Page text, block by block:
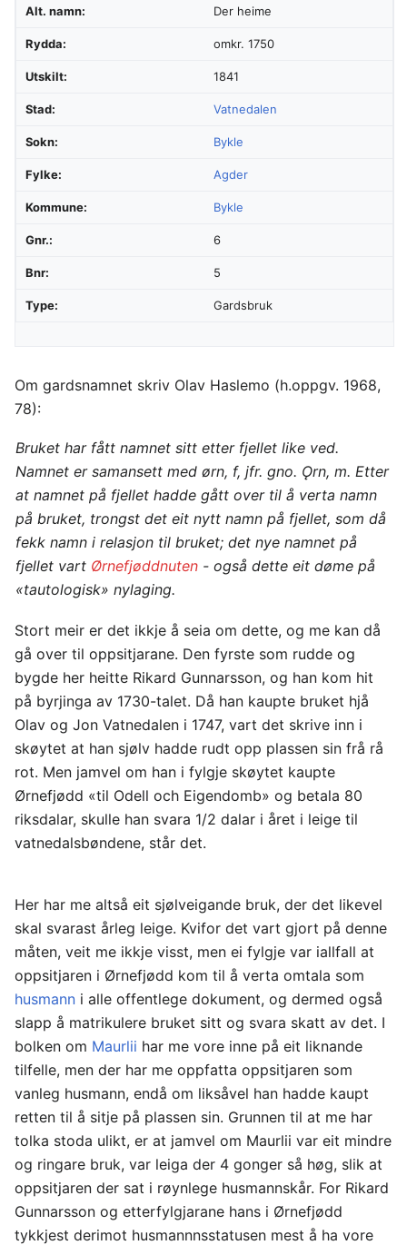
Alt. namn: Der heime
Rydda: omkr. 1750
Utskilt: 1841
Stad: Vatnedalen
Sokn: Bykle
Fylke: Agder
Kommune: Bykle
Gnr.: 6
Bnr: 5
Type: Gardsbruk
Om gardsnamnet skriv Olav Haslemo (h.oppgv. 1968,
78):
Bruket har fått namnet sitt etter fjellet like ved.
Namnet er samansett med ørn, f, jfr. gno. Ǫrn, m. Etter
at namnet på fjellet hadde gått over til å verta namn
på bruket, trongst det eit nytt namn på fjellet, som då
fekk namn i relasjon til bruket; det nye namnet på
fjellet vart Ørnefjøddnuten - også dette eit døme på
«tautologisk» nylaging.
Stort meir er det ikkje å seia om dette, og me kan då
gå over til oppsitjarane. Den fyrste som rudde og
bygde her heitte Rikard Gunnarsson, og han kom hit
på byrjinga av 1730-talet. Då han kaupte bruket hjå
Olav og Jon Vatnedalen i 1747, vart det skrive inn i
skøytet at han sjølv hadde rudt opp plassen sin frå rå
rot. Men jamvel om han i fylgje skøytet kaupte
Ørnefjødd «til Odell och Eigendomb» og betala 80
riksdalar, skulle han svara 1/2 dalar i året i leige til
vatnedalsbøndene, står det.
Her har me altså eit sjølveigande bruk, der det likevel
skal svarast årleg leige. Kvifor det vart gjort på denne
måten, veit me ikkje visst, men ei fylgje var iallfall at
oppsitjaren i Ørnefjødd kom til å verta omtala som
husmann i alle offentlege dokument, og dermed også
slapp å matrikulere bruket sitt og svara skatt av det. I
bolken om Maurlii har me vore inne på eit liknande
tilfelle, men der har me oppfatta oppsitjaren som
vanleg husmann, endå om liksåvel han hadde kaupt
retten til å sitje på plassen sin. Grunnen til at me har
tolka stoda ulikt, er at jamvel om Maurlii var eit mindre
og ringare bruk, var leiga der 4 gonger så høg, slik at
oppsitjaren der sat i røynlege husmannskår. For Rikard
Gunnarsson og etterfylgjarane hans i Ørnefjødd
tykkjest derimot husmannnsstatusen mest å ha vore